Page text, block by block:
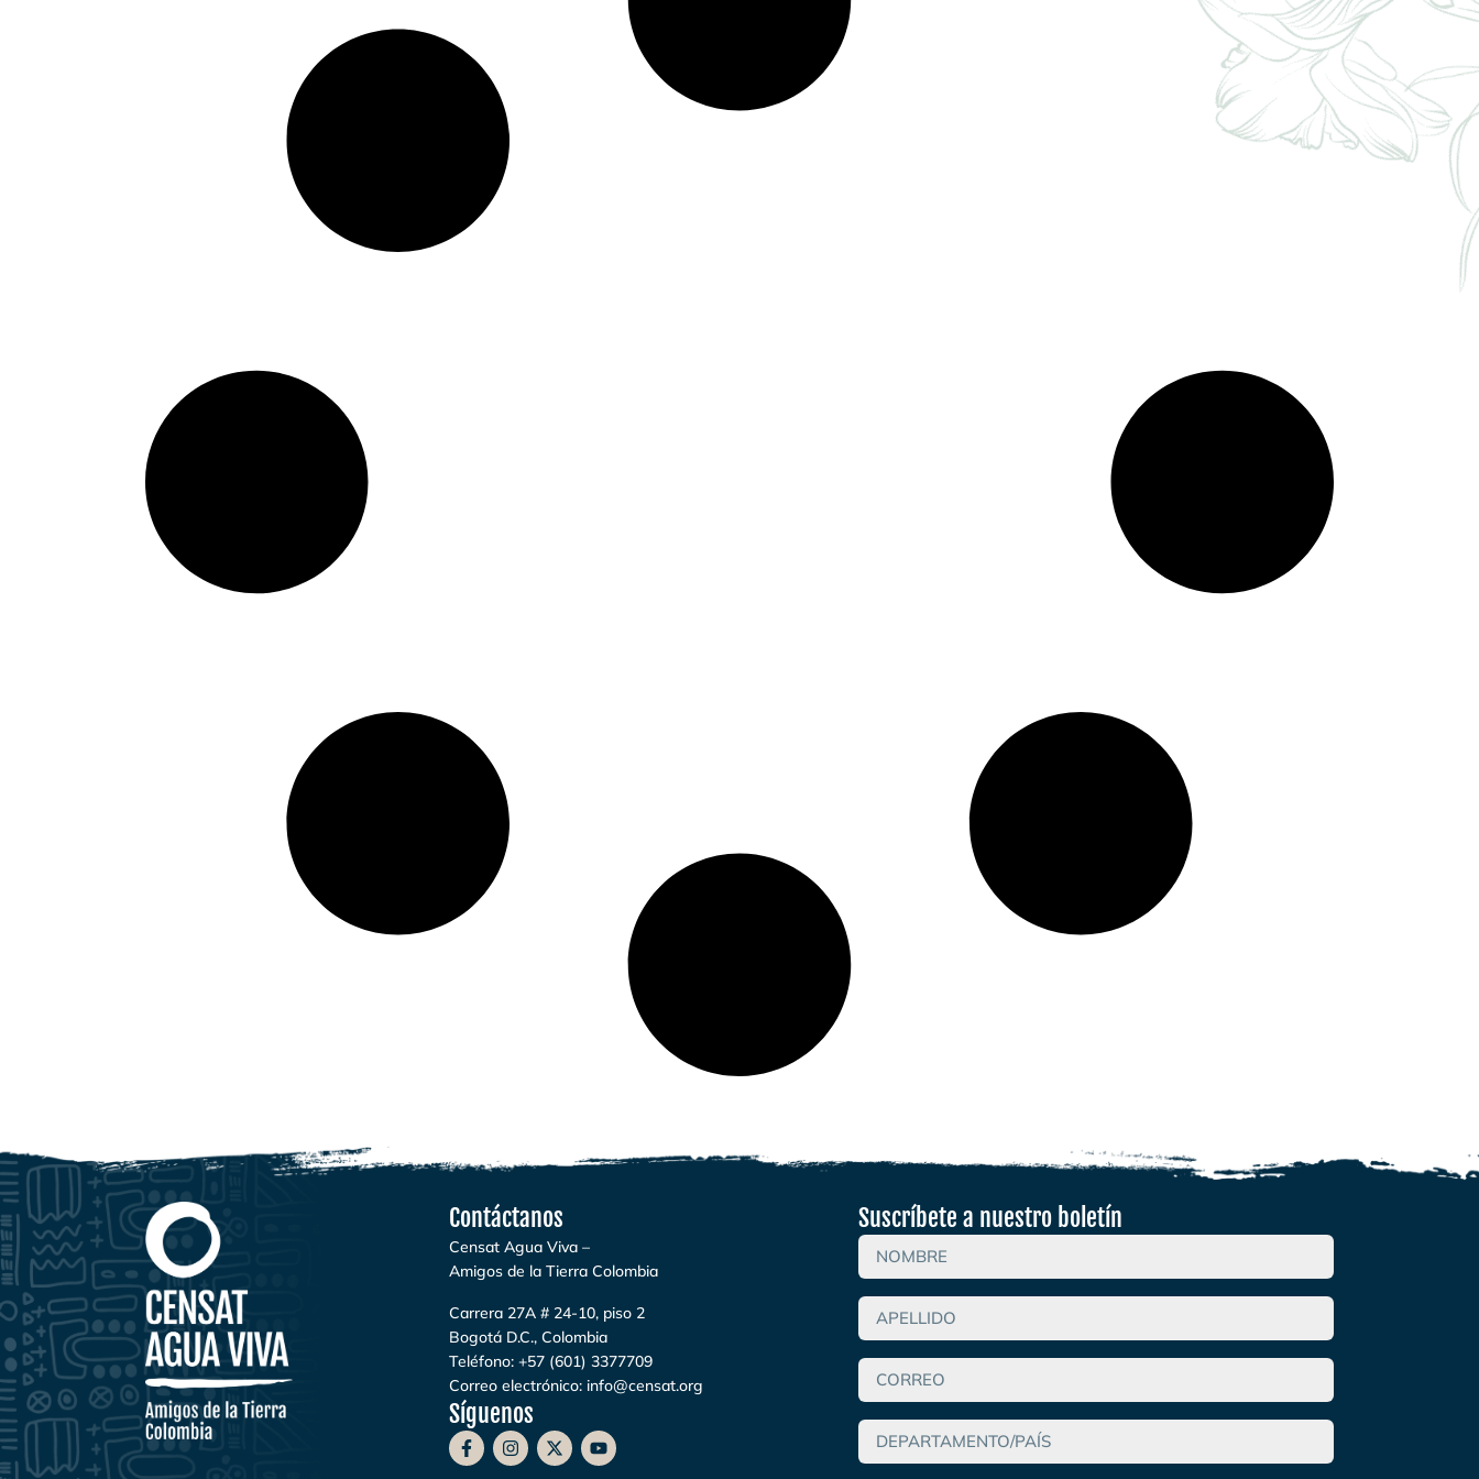
Contáctanos
Censat Agua Viva –
Amigos de la Tierra Colombia
Carrera 27A # 24-10, piso 2
Bogotá D.C., Colombia
Teléfono: +57 (601) 3377709
Correo electrónico: info@censat.org
Síguenos
Suscríbete a nuestro boletín